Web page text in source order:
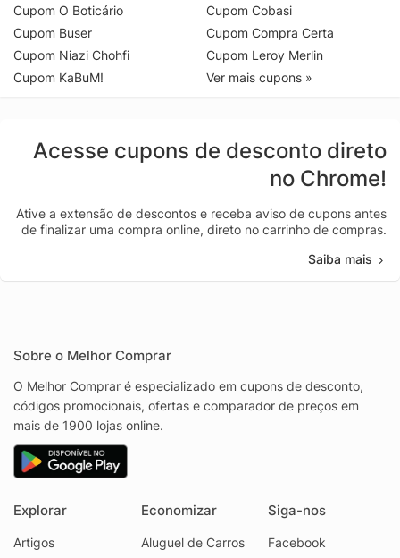
Cupom O Boticário
Cupom Buser
Cupom Niazi Chohfi
Cupom KaBuM!
Cupom Cobasi
Cupom Compra Certa
Cupom Leroy Merlin
Ver mais cupons »
Acesse cupons de desconto direto
no Chrome!
Ative a extensão de descontos e receba aviso de cupons antes
de finalizar uma compra online, direto no carrinho de compras.
Saiba mais
Sobre o Melhor Comprar
O Melhor Comprar é especializado em cupons de desconto,
códigos promocionais, ofertas e comparador de preços em
mais de 1900 lojas online.
Explorar
Artigos
Economizar
Aluguel de Carros
Siga-nos
Facebook